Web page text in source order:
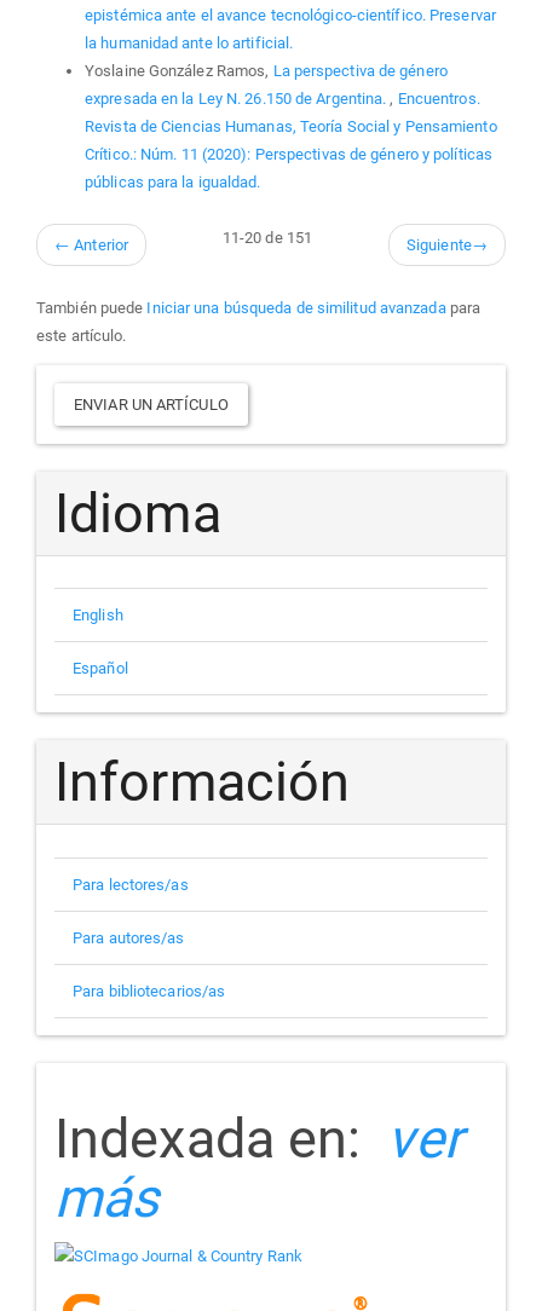
epistémica ante el avance tecnológico-científico. Preservar
la humanidad ante lo artificial.
Yoslaine González Ramos, La perspectiva de género
expresada en la Ley N. 26.150 de Argentina. , Encuentros.
Revista de Ciencias Humanas, Teoría Social y Pensamiento
Crítico.: Núm. 11 (2020): Perspectivas de género y políticas
públicas para la igualdad.
← Anterior 11-20 de 151 Siguiente→
También puede Iniciar una búsqueda de similitud avanzadapara
este artículo.
Enviar
un
artículo
ENVIAR UN ARTÍCULO
Idioma
English
Español
Información
Para lectores/as
Para autores/as
Para bibliotecarios/as
indizada
Indexada en: ver
más